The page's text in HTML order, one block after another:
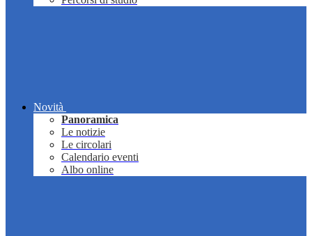
Novità
Panoramica
Le notizie
Le circolari
Calendario eventi
Albo online